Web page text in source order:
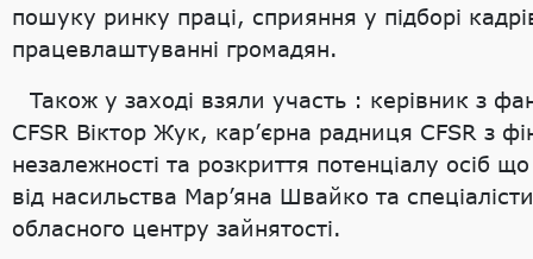
пошуку ринку праці, сприяння у підборі
працевлаштуванні громадян.
Також у заході взяли участь : керівник з
CFSR Віктор Жук, кар’єрна радниця CFSR з
незалежності та розкриття потенціалу осіб
від насильства Мар’яна Швайко та
обласного центру зайнятості.